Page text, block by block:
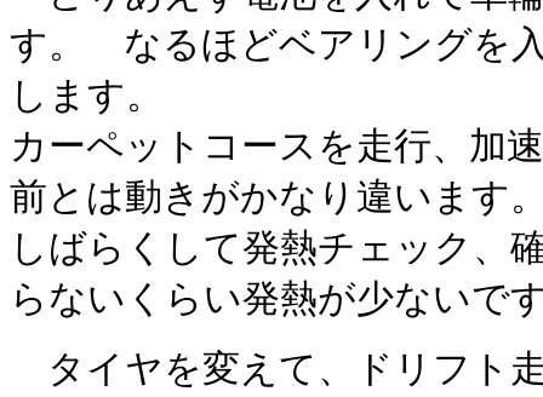
す。 なるほどベアリングを
します。
カーペットコースを走行、加
前とは動きがかなり違います
しばらくして発熱チェック、
らないくらい発熱が少ないで
タイヤを変えて、ドリフト